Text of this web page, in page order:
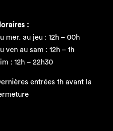
:
mer. au jeu : 12h – 00h
ven au sam : 12h – 1h
: 12h – 22h30
entrées 1h avant la